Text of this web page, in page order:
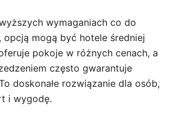
wymaganiach co do
opcją mogą być hotele średniej
pokoje w różnych cenach, a
często gwarantuje
doskonałe rozwiązanie dla osób,
i wygodę.